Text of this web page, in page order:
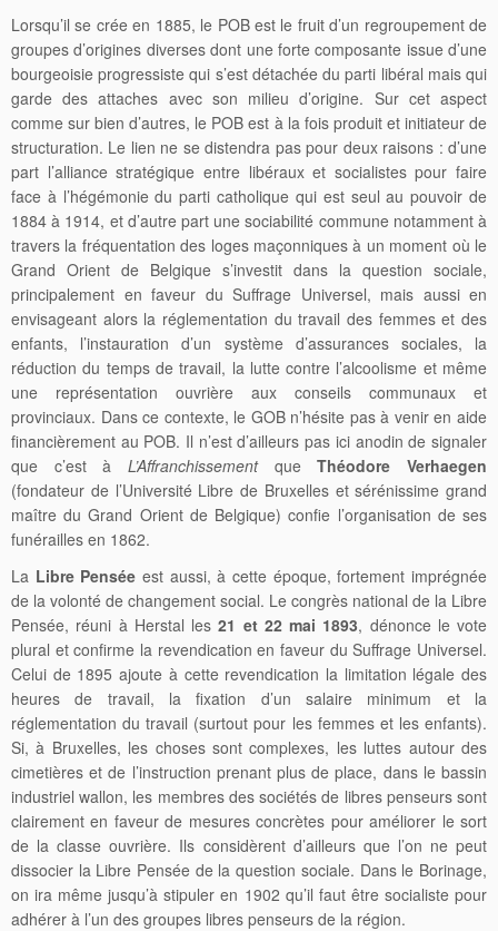
Lorsqu’il se crée en 1885, le POB est le fruit d’un regroupement de
groupes d’origines diverses dont une forte composante issue d’une
bourgeoisie progressiste qui s’est détachée du parti libéral mais qui
garde des attaches avec son milieu d’origine. Sur cet aspect
comme sur bien d’autres, le POB est à la fois produit et initiateur de
structuration. Le lien ne se distendra pas pour deux raisons : d’une
part l’alliance stratégique entre libéraux et socialistes pour faire
face à l’hégémonie du parti catholique qui est seul au pouvoir de
1884 à 1914, et d’autre part une sociabilité commune notamment à
travers la fréquentation des loges maçonniques à un moment où le
Grand Orient de Belgique s’investit dans la question sociale,
principalement en faveur du Suffrage Universel, mais aussi en
envisageant alors la réglementation du travail des femmes et des
enfants, l’instauration d’un système d’assurances sociales, la
réduction du temps de travail, la lutte contre l’alcoolisme et même
une représentation ouvrière aux conseils communaux et
provinciaux. Dans ce contexte, le GOB n’hésite pas à venir en aide
financièrement au POB. Il n’est d’ailleurs pas ici anodin de signaler
que c’est à L’AffranchissementqueThéodore Verhaegen
(fondateur de l’Université Libre de Bruxelles et sérénissime grand
maître du Grand Orient de Belgique) confie l’organisation de ses
funérailles en 1862.
La Libre Pensée est aussi, à cette époque, fortement imprégnée
de la volonté de changement social. Le congrès national de la Libre
Pensée, réuni à Herstal les21 et 22 mai 1893, dénonce le vote
plural et confirme la revendication en faveur du Suffrage Universel.
Celui de 1895 ajoute à cette revendication la limitation légale des
heures de travail, la fixation d’un salaire minimum et la
réglementation du travail (surtout pour les femmes et les enfants).
Si, à Bruxelles, les choses sont complexes, les luttes autour des
cimetières et de l’instruction prenant plus de place, dans le bassin
industriel wallon, les membres des sociétés de libres penseurs sont
clairement en faveur de mesures concrètes pour améliorer le sort
de la classe ouvrière. Ils considèrent d’ailleurs que l’on ne peut
dissocier la Libre Pensée de la question sociale. Dans le Borinage,
on ira même jusqu’à stipuler en 1902 qu’il faut être socialiste pour
adhérer à l’un des groupes libres penseurs de la région.